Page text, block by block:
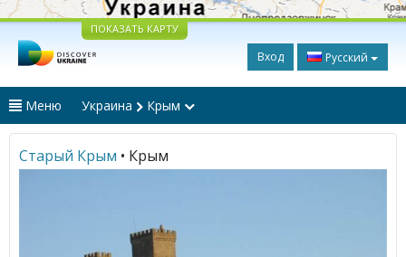
ПОКАЗАТЬ КАРТУ
Вход Русский
Меню Украина Крым
Старый Крым • Крым